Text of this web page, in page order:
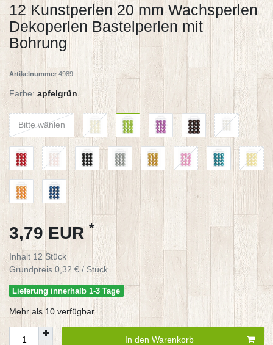
12 Kunstperlen 20 mm Wachsperlen
Dekoperlen Bastelperlen mit
Bohrung
Artikelnummer 4989
Farbe: apfelgrün
Bitte wählen
3,79 EUR*
Inhalt 12 Stück
Grundpreis 0,32 € / Stück
Lieferung innerhalb 1-3 Tage
Mehr als 10 verfügbar
In den Warenkorb